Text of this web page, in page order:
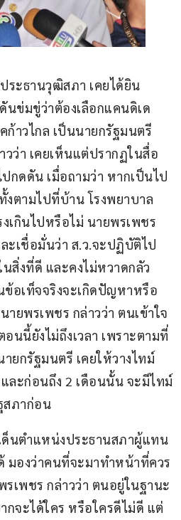
ระธานวุฒิสภา เคยได้ยิน
นข่มขู่ว่าต้องเลือกแคนดิเด
าวไกล เป็นนายกรัฐมนตรี
ว่า เคยเห็นแต่ปรากฏในสื่อ
กดดัน เมื่อถามว่า หากเป็นไป
งตามไปที่บ้าน โรงพยาบาล
เกินไปหรือไม่ นายพรเพชร
ะเชื่อมั่นว่า ส.ว.จะปฏิบัติไป
สิ่งที่ดี และคงไม่หวาดกลัว
ข้อเท็จจริงจะเกิดปัญหาหรือ
ายพรเพชร กล่าวว่า ตนเข้าใจ
นนี้ยังไม่ถึงเวลา เพราะตามที่
ยกรัฐมนตรี เคยให้วางไทม์
ละก่อนถึง 2 เดือนนั้น จะมีไทม์
สภาก่อน
ด็นตำแหน่งประธานสภาผู้แทน
มองว่าคนที่จะมาทำหน้าที่ควร
เพชร กล่าวว่า ตนอยู่ในฐานะ
กจะได้ใคร หรือใครดีไม่ดี แต่